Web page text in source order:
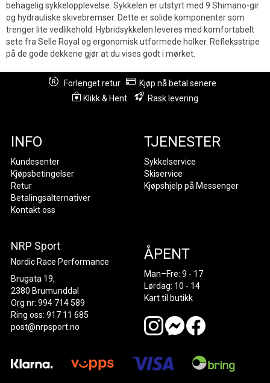
behagelig sykkelopplevelse. Sykkelen er utstyrt med 9 Shimano-gir
og hydrauliske skivebremser. Dette er solide komponenter som
trenger lite vedlikehold. Hybridsykkelen leveres med komfortabelt
sete fra Selle Royal og ergonomisk utformede holker. Refleksstripe
på de gode dekkene gjør at du vises godt i mørket.
Forlenget retur
Kjøp nå betal senere
Klikk & Hent
Rask levering
INFO
Kundesenter
Kjøpsbetingelser
Retur
Betalingsalternativer
Kontakt oss
TJENESTER
Sykkelservice
Skiservice
Kjøpshjelp på Messenger
NRP Sport
Nordic Race Performance
Brugata 19,
2380 Brumunddal
Org nr: 994 714 589
Ring oss: 917 11 685
post@nrpsport.no
ÅPENT
Man–Fre: 9 - 17
Lørdag: 10 - 14
Kart til butikk